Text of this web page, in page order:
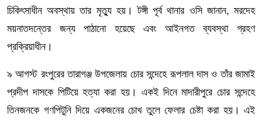
চিকিৎসাধীন অবস্থায় তার মৃত্যু হয়। টঙ্গী পূর্ব থানার ওসি জানান, মরদেহ
ময়নাতদন্তের জন্য পাঠানো হয়েছে এবং আইনগত ব্যবস্থা গ্রহণ
প্রক্রিয়াধীন।
৯ আগস্ট রংপুরের তারাগঞ্জ উপজেলায় চোর সন্দেহে রূপলাল দাস ও তাঁর জামাই
প্রদীপ দাসকে পিটিয়ে হত্যা করা হয়। একই দিনে মাদারীপুরে চোর সন্দেহে
তিনজনকে গণপিটুনি দিয়ে একজনের চোখ তুলে ফেলার চেষ্টা করা হয়। এই